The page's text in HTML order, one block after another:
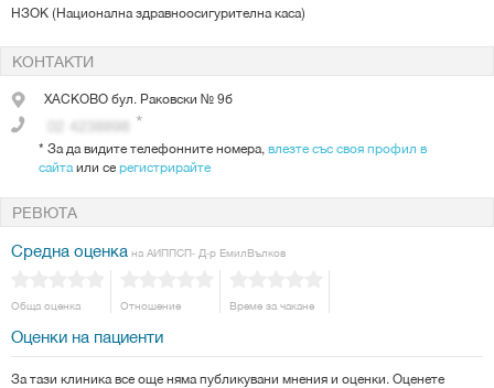
НЗОК (Национална здравноосигурителна каса)
КОНТАКТИ
ХАСКОВОбул. Раковски № 9б
* За да видите телефонните номера, влезте със своя профил в
сайтаили серегистрирайте
РЕВЮТА
Средна оценка на АИППСП- Д-р ЕмилВълков
Обща оценка Отношение Време за чакане
Оценки на пациенти
За тази клиника все още няма публикувани мнения и оценки. Оценете